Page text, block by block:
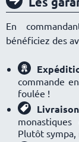
En
bénéficiez des
commande
foulée !
Plutôt sympa,